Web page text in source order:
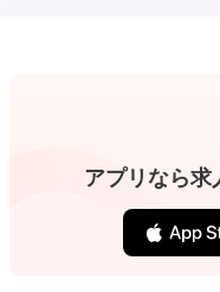
アプリなら求